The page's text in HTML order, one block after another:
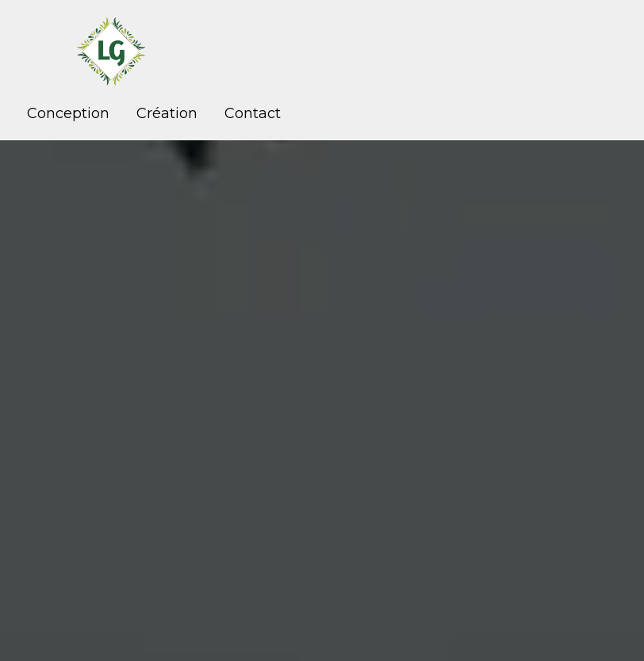
Conception Création Contact